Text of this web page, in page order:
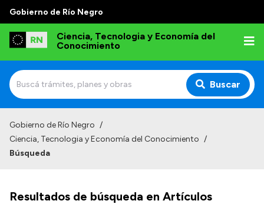
Gobierno de Río Negro
Ciencia, Tecnologia y Economía del
Conocimiento
Buscar
Institucional
Normativa
Gobierno de Río Negro /
Ciencia, Tecnologia y Economía del Conocimiento /
Búsqueda
Resultados de búsqueda en Artículos